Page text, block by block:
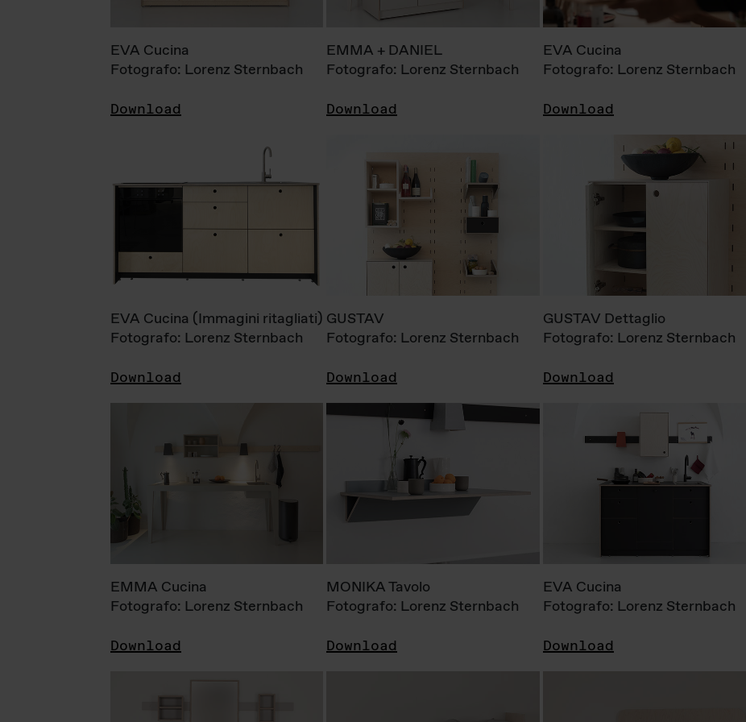
EVA Cucina
Fotografo: Lorenz Sternbach
Download
EMMA + DANIEL
Fotografo: Lorenz Sternbach
Download
EVA Cucina
Fotografo: Lorenz Sternbach
Download
EVA Cucina (Immagini ritagliati)
Fotografo: Lorenz Sternbach
Download
GUSTAV
Fotografo: Lorenz Sternbach
Download
GUSTAV Dettaglio
Fotografo: Lorenz Sternbach
Download
EMMA Cucina
Fotografo: Lorenz Sternbach
Download
MONIKA Tavolo
Fotografo: Lorenz Sternbach
Download
EVA Cucina
Fotografo: Lorenz Sternbach
Download